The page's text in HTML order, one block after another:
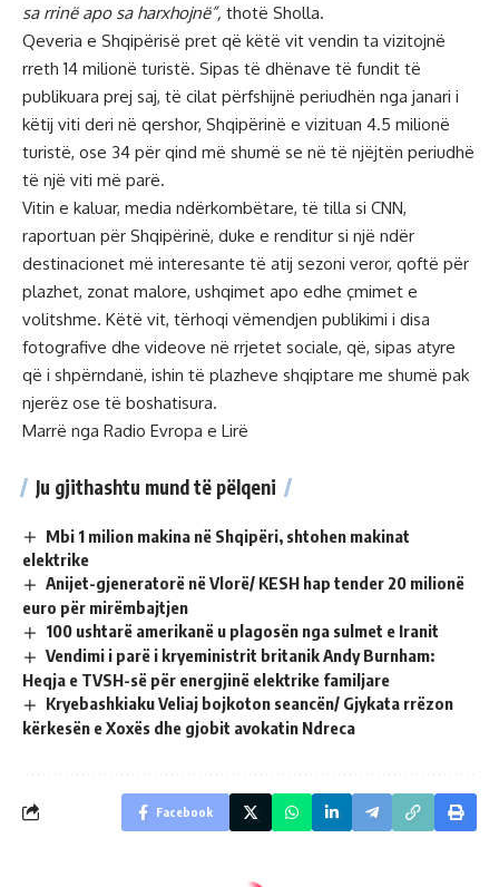
sa rrinë apo sa harxhojnë”, thotë Sholla.
Qeveria e Shqipërisë pret që këtë vit vendin ta vizitojnë
rreth 14 milionë turistë. Sipas të dhënave të fundit të
publikuara prej saj, të cilat përfshijnë periudhën nga janari i
këtij viti deri në qershor, Shqipërinë e vizituan 4.5 milionë
turistë, ose 34 për qind më shumë se në të njëjtën periudhë
të një viti më parë.
Vitin e kaluar, media ndërkombëtare, të tilla si CNN,
raportuan për Shqipërinë, duke e renditur si një ndër
destinacionet më interesante të atij sezoni veror, qoftë për
plazhet, zonat malore, ushqimet apo edhe çmimet e
volitshme. Këtë vit, tërhoqi vëmendjen publikimi i disa
fotografive dhe videove në rrjetet sociale, që, sipas atyre
që i shpërndanë, ishin të plazheve shqiptare me shumë pak
njerëz ose të boshatisura.
Marrë nga Radio Evropa e Lirë
Ju gjithashtu mund të pëlqeni
Mbi 1 milion makina në Shqipëri, shtohen makinat
elektrike
Anijet-gjeneratorë në Vlorë/ KESH hap tender 20 milionë
euro për mirëmbajtjen
100 ushtarë amerikanë u plagosën nga sulmet e Iranit
Vendimi i parë i kryeministrit britanik Andy Burnham:
Heqja e TVSH-së për energjinë elektrike familjare
Kryebashkiaku Veliaj bojkoton seancën/ Gjykata rrëzon
kërkesën e Xoxës dhe gjobit avokatin Ndreca
Facebook